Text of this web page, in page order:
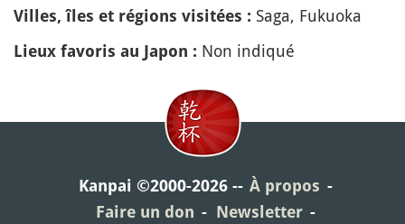
Villes, îles et régions visitées : Saga, Fukuoka
Lieux favoris au Japon : Non indiqué
Kanpai ©2000-2026
À propos
Faire un don
Newsletter